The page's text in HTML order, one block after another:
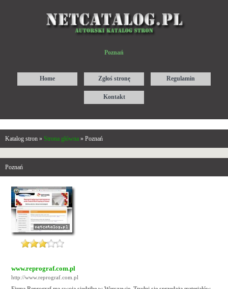
Poznań
Home Zgłoś stronę Regulamin
Kontakt
Katalog stron » Strona główna » Poznań
Poznań
www.reprograf.com.pl
http://www.reprograf.com.pl